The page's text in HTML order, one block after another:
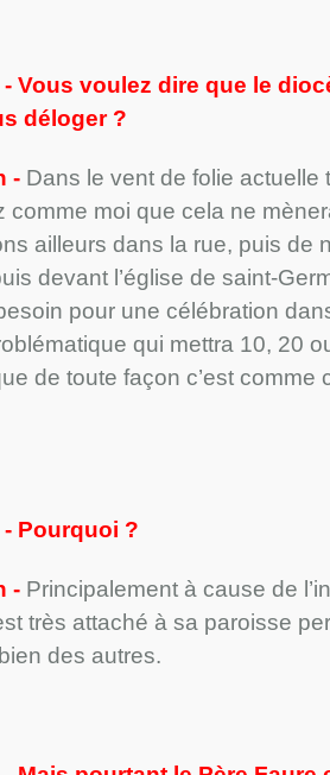
Vous voulez dire que le
déloger ?
-Dans le vent de folie actuelle
comme moi que cela ne
ailleurs dans la rue, puis de
devant l’église de saint-
pour une célébration
qui mettra 10, 20
de toute façon c’est comme
Pourquoi ?
-Principalement à cause de
très attaché à sa paroisse
des autres.